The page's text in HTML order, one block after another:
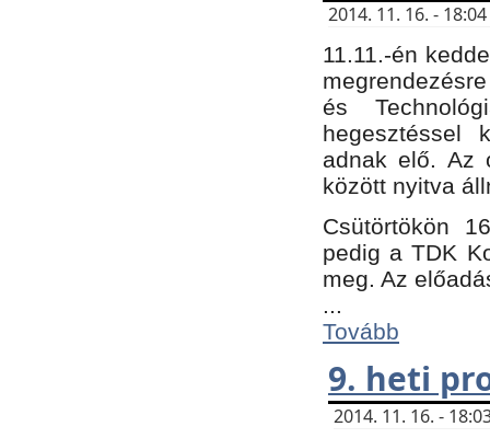
2014. 11. 16. -
11.11.-én
és
hegesztéssel
adnak elő. Az
között nyitva
Csütörtökön
pedig a TDK
meg. Az
...
Tovább
9. heti
2014. 11. 16. -